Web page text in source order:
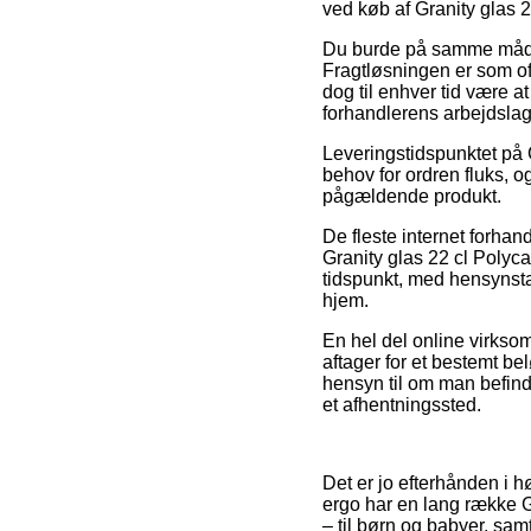
ved køb af Granity glas
Du burde på samme
Fragtløsningen er som
dog til enhver tid være
forhandlerens
Leveringstidspunktet
behov for ordren fluks,
pågældende produkt.
De fleste internet
Granity glas 22 cl
tidspunkt, med
hjem.
En hel del online
aftager for et bestemt
hensyn til om man
et afhentningssted.
Det er jo efterhånden i
ergo har en lang række
– til børn og babyer,